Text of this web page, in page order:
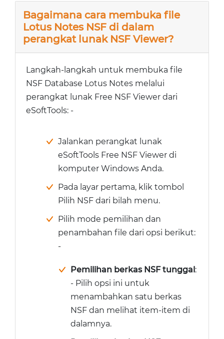
Bagaimana cara membuka file
Lotus Notes NSF di dalam
perangkat lunak NSF Viewer?
Langkah-langkah untuk membuka file
NSF Database Lotus Notes melalui
perangkat lunak Free NSF Viewer dari
eSoftTools: -
Jalankan perangkat lunak
eSoftTools Free NSF Viewer di
komputer Windows Anda.
Pada layar pertama, klik tombol
Pilih NSF dari bilah menu.
Pilih mode pemilihan dan
penambahan file dari opsi berikut:
-
Pemilihan berkas NSF tunggal :
- Pilih opsi ini untuk
menambahkan satu berkas
NSF dan melihat item-item di
dalamnya.